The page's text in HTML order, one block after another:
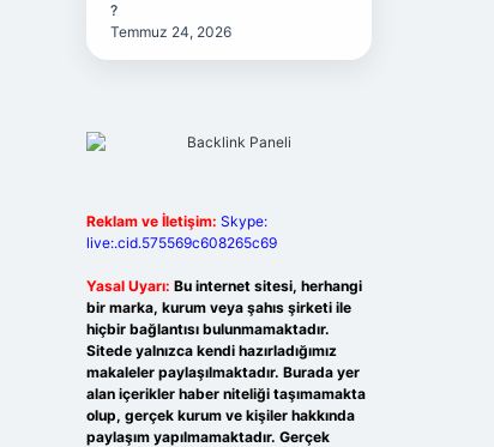
?
Temmuz 24, 2026
Reklam ve İletişim: Skype:
live:.cid.575569c608265c69
Yasal Uyarı: Bu internet sitesi, herhangi
bir marka, kurum veya şahıs şirketi ile
hiçbir bağlantısı bulunmamaktadır.
Sitede yalnızca kendi hazırladığımız
makaleler paylaşılmaktadır. Burada yer
alan içerikler haber niteliği taşımamakta
olup, gerçek kurum ve kişiler hakkında
paylaşım yapılmamaktadır. Gerçek